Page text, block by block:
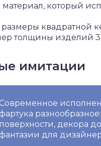
который
квадратной
толщины изделий
имитации
Современное
фартука
поверхности, декора
фантазии для